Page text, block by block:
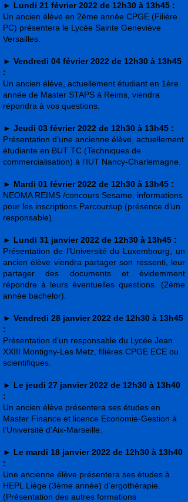
► Lundi 21 février 2022 de 12h30 à 13h45 :
Un ancien élève en 2ème année CPGE (Filière
PC) présentera le Lycée Sainte Geneviève
Versailles.
► Vendredi 04 février 2022 de 12h30 à 13h45
:
Un ancien élève, actuellement étudiant en 1ère
année de Master STAPS à Reims, viendra
répondra à vos questions.
► Jeudi 03 février 2022 de 12h30 à 13h45 :
Présentation d’une ancienne élève, actuellement
étudiante en BUT TC (Techniques de
commercialisation) à l’IUT Nancy-Charlemagne.
► Mardi 01 février 2022 de 12h30 à 13h45 :
NEOMA REIMS /concours Sesame, informations
pour les inscriptions Parcoursup (présence d’un
responsable).
► Lundi 31 janvier 2022 de 12h30 à 13h45 :
Présentation de l’Université du Luxembourg, un
ancien élève viendra partager son ressenti, leur
partager des documents et évidemment
répondre à leurs éventuelles questions. (2ème
année bachelor).
► Vendredi 28 janvier 2022 de 12h30 à 13h45
:
Présentation d’un responsable du Lycée Jean
XXIII Montigny-Les Metz, filières CPGE ECE ou
scientifiques.
► Le jeudi 27 janvier 2022 de 12h30 à 13h40
:
Un ancien élève présentera ses études en
Master Finance et licence Economie-Gestion à
l’Université d’Aix-Marseille.
► Le mardi 18 janvier 2022 de 12h30 à 13h40
:
Une ancienne élève présentera ses études à
HEPL Liège (3ème année) d’ergothérapie.
(Présentation des autres formations